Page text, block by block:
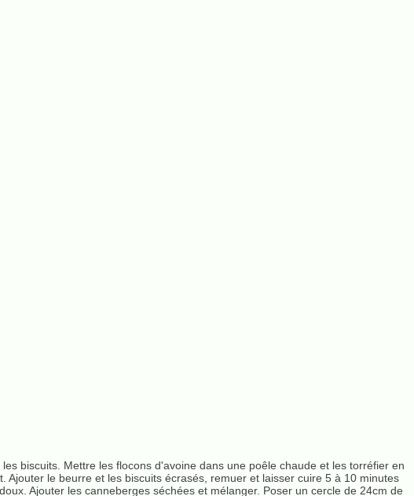
les biscuits. Mettre les flocons d'avoine dans une poêle chaude et les torréfier en
Ajouter le beurre et les biscuits écrasés, remuer et laisser cuire 5 à 10 minutes
Ajouter les canneberges séchées et mélanger. Poser un cercle de 24cm de